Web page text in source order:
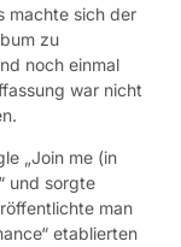
machte sich der
zu
noch einmal
war nicht
„Join me (in
und sorgte
man
etablierten